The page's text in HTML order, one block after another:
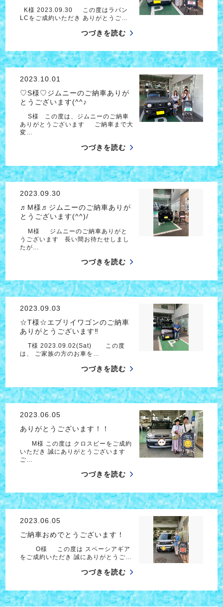
K様 2023.09.30 この度はラパン
LCをご成約いただき ありがとうご…
つづきを読む
2023.10.01
♡S様♡ジムニーのご納車ありが
とうございます(^^♪
S様 この度は、ジムニーのご納車
ありがとうございます ご納車まで大
変…
つづきを読む
2023.09.30
♬M様♬ジムニーのご納車ありが
とうございます(^^)/
M様 ジムニーのご納車ありがと
うございます 長い間お待たせしまし
たが…
つづきを読む
2023.09.03
☆T様☆エブリイワゴンのご納車
ありがとうございます‼
T様 2023.09.02(Sat) この度
は、 ご家族の方のお車を…
つづきを読む
2023.06.05
ありがとうございます！！
M様 この度は クロスビーをご成約
いただき 誠にありがとうございます
ご…
つづきを読む
2023.06.05
ご納車おめでとうございます！
O様 この度は スペーシアギア
をご成約いただき 誠にありがとうご…
つづきを読む